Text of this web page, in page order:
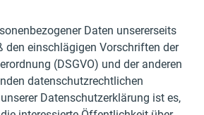
Daten unsererseits
den einschlägigen Vorschriften der
(DSGVO) und der anderen
datenschutzrechtlichen
Datenschutzerklärung ist es,